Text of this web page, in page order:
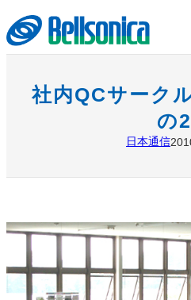
容
を
ス
社内QCサーク
の
日本通信